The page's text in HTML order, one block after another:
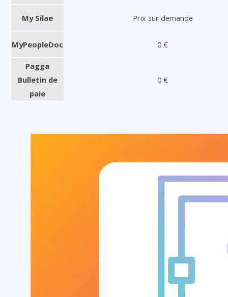
My Silae Prix sur demande
MyPeopleDoc 0 €
Pagga
Bulletin de
paie
0 €